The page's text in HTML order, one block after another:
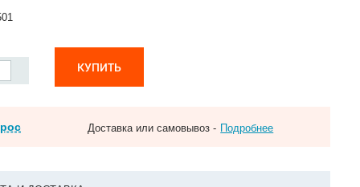
КУПИТЬ
Доставка или самовывоз - Подробнее